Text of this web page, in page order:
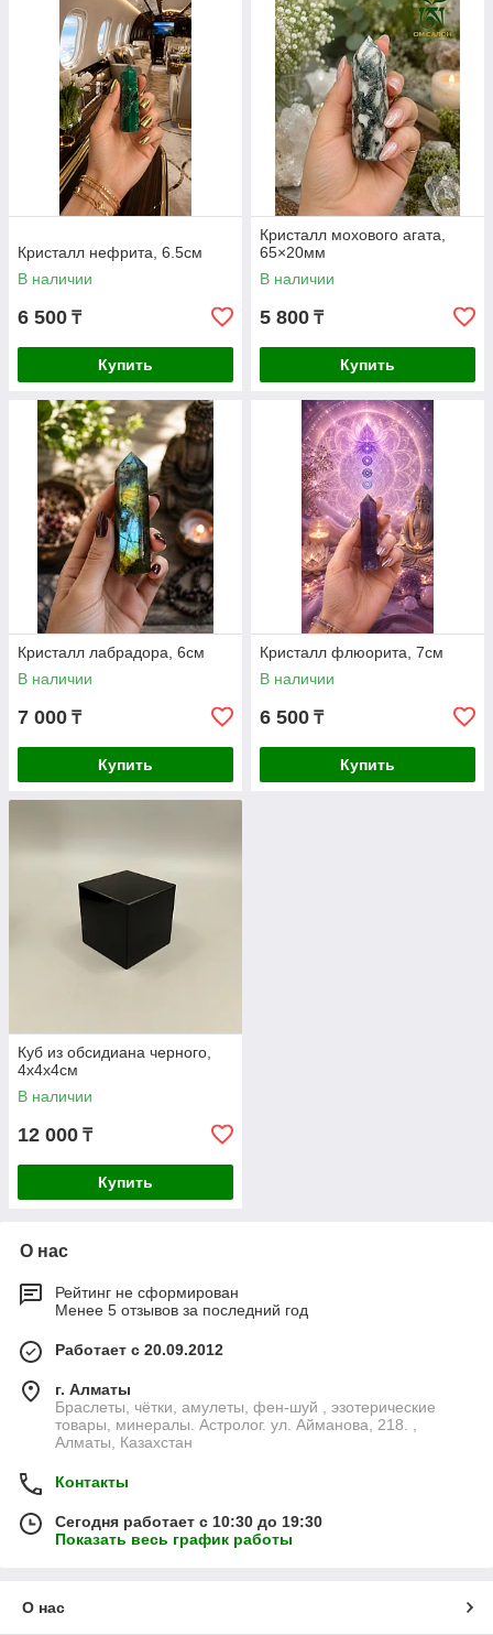
Кристалл нефрита, 6.5см
В наличии
6 500 ₸
Купить
Кристалл мохового агата,
65×20мм
В наличии
5 800 ₸
Купить
Кристалл лабрадора, 6см
В наличии
7 000 ₸
Купить
Кристалл флюорита, 7см
В наличии
6 500 ₸
Купить
Куб из обсидиана черного,
4х4х4см
В наличии
12 000 ₸
Купить
О нас
Рейтинг не сформирован
Менее 5 отзывов за последний год
Работает с 20.09.2012
г. Алматы
Браслеты, чётки, амулеты, фен-шуй , эзотерические
товары, минералы. Астролог. ул. Айманова, 218. ,
Алматы, Казахстан
Контакты
Сегодня работает с 10:30 до 19:30
Показать весь график работы
О нас